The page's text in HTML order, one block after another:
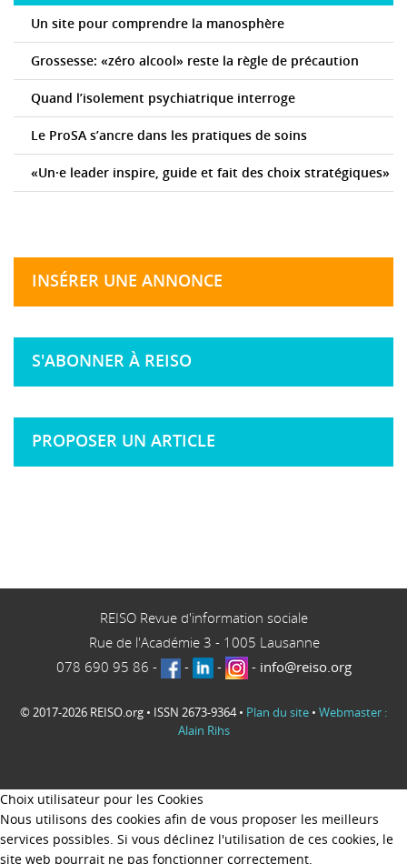
Un site pour comprendre la manosphère
Grossesse: «zéro alcool» reste la règle de précaution
Quand l’isolement psychiatrique interroge
Le ProSA s’ancre dans les pratiques de soins
«Un·e leader inspire, guide et fait des choix stratégiques»
INSÉRER UNE ANNONCE
S'ABONNER À REISO
PROPOSER UN ARTICLE
REISO Revue d'information sociale
Rue de l'Académie 3 - 1005 Lausanne
078 690 95 86 - - - - info@reiso.org
© 2017-2026 REISO.org • ISSN 2673-9364 • Plan du site • Webmaster :
Alain Rihs
Choix utilisateur pour les Cookies
Nous utilisons des cookies afin de vous proposer les meilleurs
services possibles. Si vous déclinez l'utilisation de ces cookies, le
site web pourrait ne pas fonctionner correctement.